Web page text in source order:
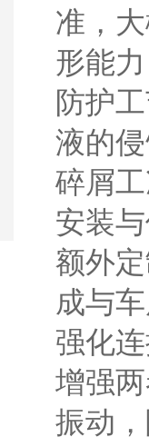
准，
形能
防护
液的
碎屑
安装
额外
成与
强化
增强
振动